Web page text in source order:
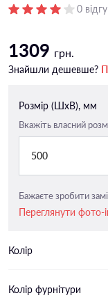
0
1309 грн.
Знайшли дешевше?
Розмір (ШxВ), мм
Вкажіть власний
500
Бажаєте зробити
Переглянути фото-
Колір
Колір фурнітури